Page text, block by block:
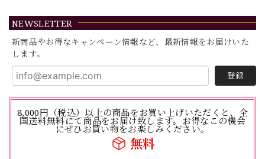
NEWSLETTER
新商品やお得なキャンペーン情報など、最新情報をお届けいた
します。
登録
8,000円（税込）以上の商品をお買い上げいただくと、全
国送料無料にて商品をお届け致します。お得なこの機会
にぜひお買い物をお楽しみください。
無料